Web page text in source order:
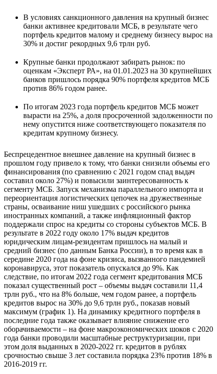
В условиях санкционного давления на крупный бизнес
банки активнее кредитовали МСБ, в результате чего
портфель кредитов малому и среднему бизнесу вырос на
30% и достиг рекордных 9,6 трлн руб.
Крупные банки продолжают забирать рынок: по
оценкам «Эксперт РА», на 01.01.2023 на 30 крупнейших
банков пришлось порядка 90% портфеля кредитов МСБ
против 86% годом ранее.
По итогам 2023 года портфель кредитов МСБ может
вырасти на 25%, а доля просроченной задолженности по
нему опустится ниже соответствующего показателя по
кредитам крупному бизнесу.
Беспрецедентное внешнее давление на крупный бизнес в
прошлом году привело к тому, что банки снизили объемы его
финансирования (по сравнению с 2021 годом спад выдач
составил около 27%) и повысили заинтересованность к
сегменту МСБ. Запуск механизма параллельного импорта и
переориентация логистических цепочек на дружественные
страны, осваивание ниш ушедших с российского рынка
иностранных компаний, а также инфляционный фактор
поддержали спрос на кредиты со стороны субъектов МСБ. В
результате в 2022 году около 17% выдач кредитов
юридическим лицам-резидентам пришлось на малый и
средний бизнес (по данным Банка России), в то время как в
середине 2020 года на фоне кризиса, вызванного пандемией
коронавируса, этот показатель опускался до 9%. Как
следствие, по итогам 2022 года сегмент кредитования МСБ
показал существенный рост – объемы выдач составили 11,4
трлн руб., что на 8% больше, чем годом ранее, а портфель
кредитов вырос на 30% до 9,6 трлн руб., показав новый
максимум (график 1). На динамику кредитного портфеля в
последние года также оказывает влияние снижение его
оборачиваемости – на фоне макроэкономических шоков с 2020
года банки проводили масштабные реструктуризации, при
этом доля выданных в 2020-2022 гг. кредитов в рублях
срочностью свыше 3 лет составила порядка 23% против 18% в
2016-2019 гг.